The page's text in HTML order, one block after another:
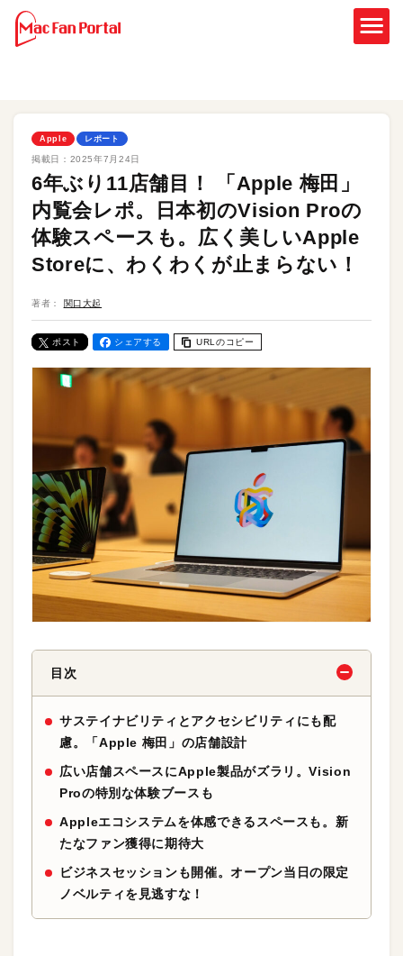
Apple レポート
掲載日： 2025年7月24日
6年ぶり11店舗目！ 「Apple 梅田」
内覧会レポ。日本初のVision Proの
体験スペースも。広く美しいApple
Storeに、わくわくが止まらない！
著者： 関口大起
ポスト シェアする URLのコピー
目次
サステイナビリティとアクセシビリティにも配
慮。「Apple 梅田」の店舗設計
広い店舗スペースにApple製品がズラリ。Vision
Proの特別な体験ブースも
Appleエコシステムを体感できるスペースも。新
たなファン獲得に期待大
ビジネスセッションも開催。オープン当日の限定
ノベルティを見逃すな！